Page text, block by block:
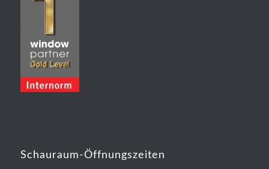
Schauraum-Öffnungszeiten